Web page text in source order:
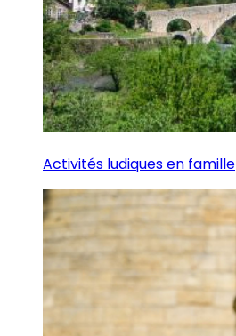
Activités ludiques en famille